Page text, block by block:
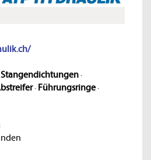
Stangendichtungen·
· Führungsringe·